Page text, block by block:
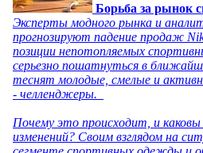
Борьба за рынок
Эксперты модного рынка и
прогнозируют падение продаж
позиции непотопляемых
серьезно пошатнуться в
теснят молодые, смелые и
- челленджеры.
Почему это происходит, и
изменений? Своим взглядом на